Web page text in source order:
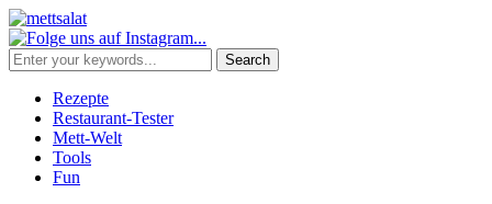
Rezepte
Restaurant-Tester
Mett-Welt
Tools
Fun